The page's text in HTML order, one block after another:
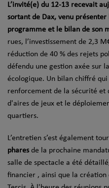
L’invité(e) du 12-13 recevait
sortant de Dax, venu présenter
programme et le bilan de son
rues, l’investissement de 2,3
réduction de 40 % des rejets
défendu une gestion axée sur
écologique. Un bilan chiffré
renforcement de la sécurité
d'aires de jeux et le
quartiers.
L’entretien s’est également
pharesde la prochaine
salle de spectacle a été
financier , ainsi que la